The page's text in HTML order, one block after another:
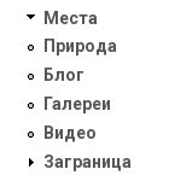
Места
Природа
Блог
Галереи
Видео
Заграница